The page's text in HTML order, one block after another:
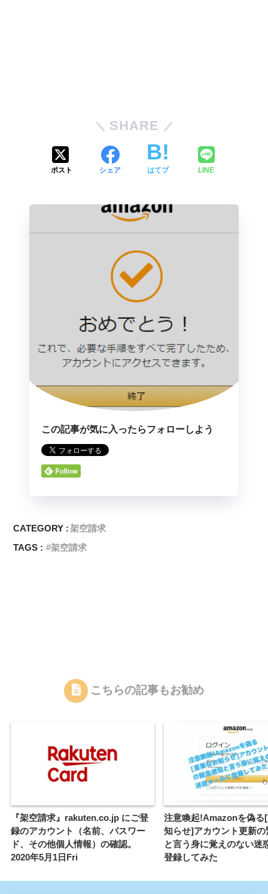
SHARE
ポスト シェア はてブ LINE
この記事が気に入ったらフォローしよう
CATEGORY :架空請求
TAGS :
架空請求
こちらの記事もお勧め
『架空請求』rakuten.co.jp にご登
録のアカウント（名前、パスワー
ド、その他個人情報）の確認。
2020年5月1日Fri
注意喚起!Amazonを偽る
知らせ]アカウント更新の
と言う身に覚えのない迷
登録してみた